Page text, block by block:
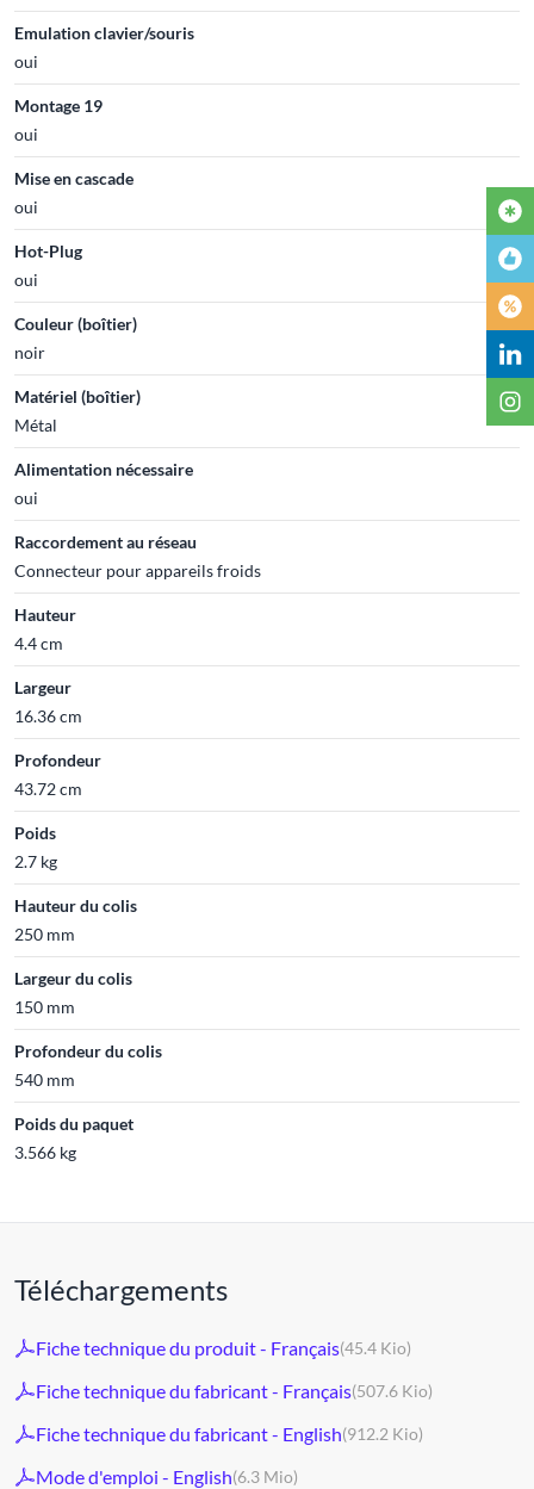
Emulation clavier/souris
oui
Montage 19
oui
Mise en cascade
oui
Hot-Plug
oui
Couleur (boîtier)
noir
Matériel (boîtier)
Métal
Alimentation nécessaire
oui
Raccordement au réseau
Connecteur pour appareils froids
Hauteur
4.4 cm
Largeur
16.36 cm
Profondeur
43.72 cm
Poids
2.7 kg
Hauteur du colis
250 mm
Largeur du colis
150 mm
Profondeur du colis
540 mm
Poids du paquet
3.566 kg
Téléchargements
Fiche technique du produit - Français(45.4 Kio)
Fiche technique du fabricant - Français(507.6 Kio)
Fiche technique du fabricant - English(912.2 Kio)
Mode d'emploi - English(6.3 Mio)